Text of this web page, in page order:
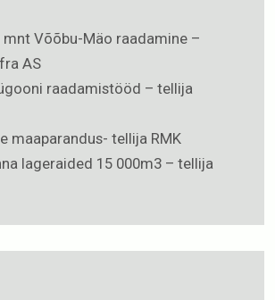
mnt Võõbu-Mäo raadamine –
AS
raadamistööd – tellija
maaparandus- tellija RMK
lageraided 15 000m3 – tellija